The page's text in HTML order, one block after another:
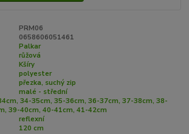
PRM06
0658606051461
Palkar
růžová
Kšíry
polyester
přezka, suchý zip
malé - střední
34-35cm, 35-36cm, 36-37cm, 37-38cm, 38-
39-40cm, 40-41cm, 41-42cm
reflexní
120 cm